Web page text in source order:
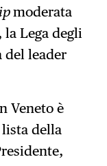
moderata
Lega degli
del leader
Veneto è
della